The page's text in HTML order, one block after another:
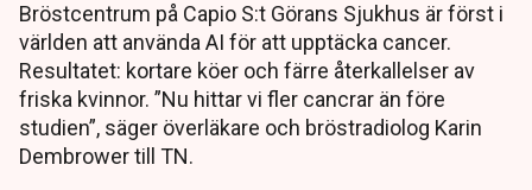
Bröstcentrum på Capio S:t Görans Sjukhus är först i
världen att använda AI för att upptäcka cancer.
Resultatet: kortare köer och färre återkallelser av
friska kvinnor. ”Nu hittar vi fler cancrar än före
studien”, säger överläkare och bröstradiolog Karin
Dembrower till TN.